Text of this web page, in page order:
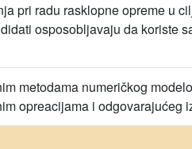
pri radu rasklopne opreme u
osposobljavaju da koriste
metodama numeričkog
opreacijama i odgovarajućeg